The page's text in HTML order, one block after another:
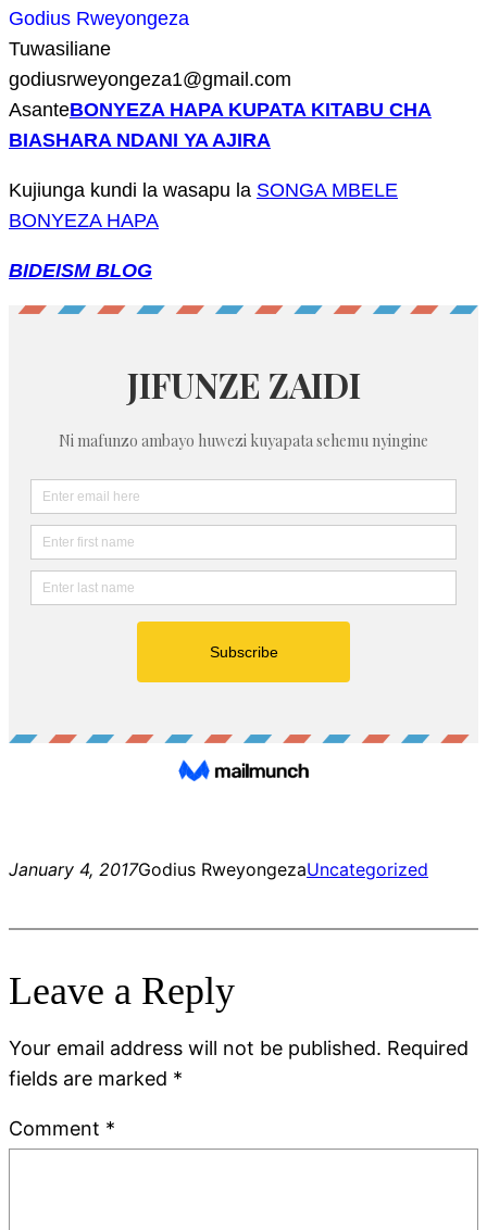
Godius Rweyongeza
Tuwasiliane
godiusrweyongeza1@gmail.com
AsanteBONYEZA HAPA KUPATA KITABU CHA
BIASHARA NDANI YA AJIRA
Kujiunga kundi la wasapu la SONGA MBELE
BONYEZA HAPA
BIDEISM BLOG
January 4, 2017Godius RweyongezaUncategorized
Leave a Reply
Your email address will not be published. Required
fields are marked *
Comment *